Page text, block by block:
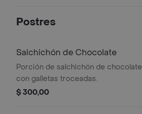
Postres
Salchichón de Chocolate
Porción de salchichón de chocolate
con galletas troceadas.
$ 300,00